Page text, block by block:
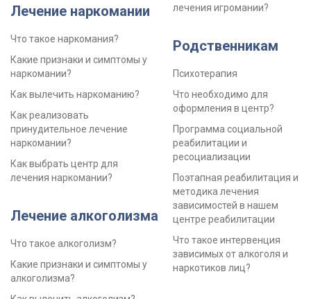
Лечение наркомании
Что такое наркомания?
Какие признаки и симптомы у
наркомании?
Как вылечить наркоманию?
Как реализовать
принудительное лечение
наркомании?
Как выбрать центр для
лечения наркомании?
Лечение алкоголизма
Что такое алкоголизм?
Какие признаки и симптомы у
алкоголизма?
лечения игромании?
Родственникам
Психотерапия
Что необходимо для
оформления в центр?
Программа социальной
реабилитации и
ресоциализации
Поэтапная реабилитация и
методика лечения
зависимостей в нашем
центре реабилитации
Что такое интервенция
зависимых от алкоголя и
наркотиков лиц?